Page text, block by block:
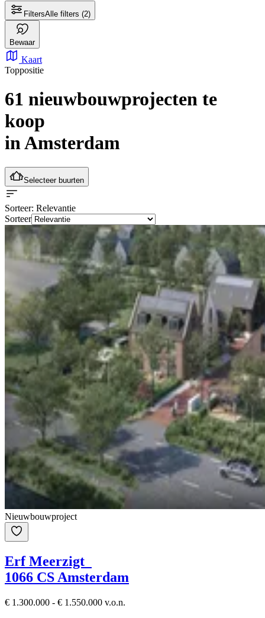
FiltersAlle filters (2)
Bewaar
Kaart
Toppositie
61 nieuwbouwprojecten te
koop
in Amsterdam
Selecteer buurten
Sorteer: Relevantie
Sorteer
Nieuwbouwproject
Erf Meerzigt
1066 CS Amsterdam
€ 1.300.000 - € 1.550.000 v.o.n.